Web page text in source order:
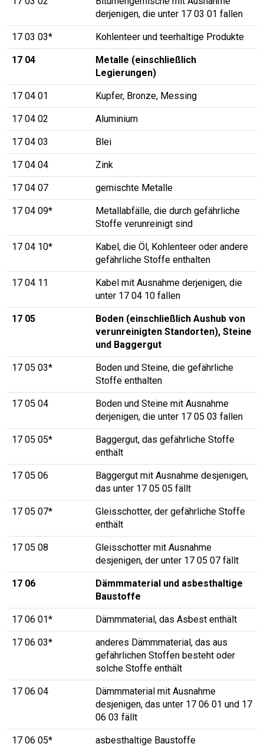
derjenigen, die unter 17 03 01 fallen
17 03 03* Kohlenteer und teerhaltige Produkte
17 04
Metalle (einschließlich
Legierungen)
17 04 01 Kupfer, Bronze, Messing
17 04 02 Aluminium
17 04 03 Blei
17 04 04 Zink
17 04 07 gemischte Metalle
17 04 09*
Metallabfälle, die durch gefährliche
Stoffe verunreinigt sind
17 04 10*
Kabel, die Öl, Kohlenteer oder andere
gefährliche Stoffe enthalten
17 04 11
Kabel mit Ausnahme derjenigen, die
unter 17 04 10 fallen
17 05
Boden (einschließlich Aushub von
verunreinigten Standorten), Steine
und Baggergut
17 05 03*
Boden und Steine, die gefährliche
Stoffe enthalten
17 05 04
Boden und Steine mit Ausnahme
derjenigen, die unter 17 05 03 fallen
17 05 05*
Baggergut, das gefährliche Stoffe
enthält
17 05 06
Baggergut mit Ausnahme desjenigen,
das unter 17 05 05 fällt
17 05 07*
Gleisschotter, der gefährliche Stoffe
enthält
17 05 08
Gleisschotter mit Ausnahme
desjenigen, der unter 17 05 07 fällt
17 06
Dämmmaterial und asbesthaltige
Baustoffe
17 06 01* Dämmmaterial, das Asbest enthält
17 06 03*
anderes Dämmmaterial, das aus
gefährlichen Stoffen besteht oder
solche Stoffe enthält
17 06 04
Dämmmaterial mit Ausnahme
desjenigen, das unter 17 06 01 und 17
06 03 fällt
17 06 05* asbesthaltige Baustoffe